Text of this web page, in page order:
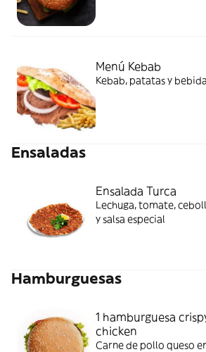
Menú Kebab
Kebab, patatas y
Ensaladas
Ensalada Turca
Lechuga, tomate,
y salsa especial
Hamburguesas
1 hamburguesa
chicken
Carne de pollo queso